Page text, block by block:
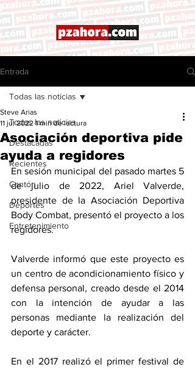
Entrada
Todas las noticias
Destacadas
Recientes
Cantón
Deportes
Entretenimiento
Todas las noticias
Asociación deportiva pide
ayuda a regidores
Steve Arias
11 jul 2022 1 min de lectura
En sesión municipal del pasado martes 5
de julio de 2022, Ariel Valverde,
presidente de la Asociación Deportiva
Body Combat, presentó el proyecto a los
regidores.
Valverde informó que este proyecto es
un centro de acondicionamiento físico y
defensa personal, creado desde el 2014
con la intención de ayudar a las
personas mediante la realización del
deporte y carácter.
En el 2017 realizó el primer festival de